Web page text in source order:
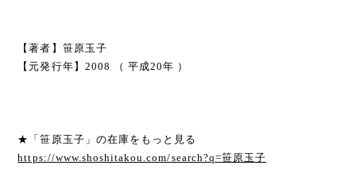
【著者】笹原玉子
【元発行年】2008 （ 平成20年 ）
★「笹原玉子」の在庫をもっと見る
https://www.shoshitakou.com/search?q=笹原玉子